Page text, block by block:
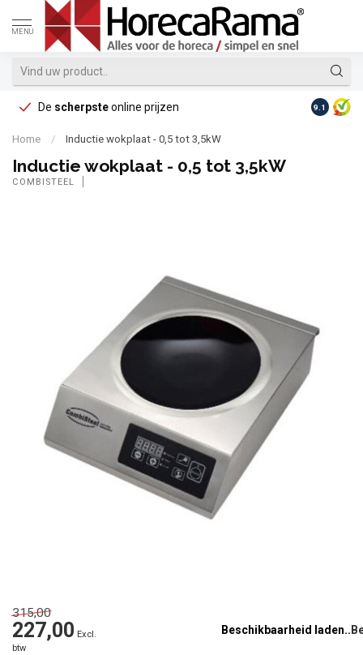
MENU
De scherpsteonline prijzen Op
9.1
Home / Inductie wokplaat - 0,5 tot 3,5kW
Inductie wokplaat - 0,5 tot 3,5kW
COMBISTEEL
315,00
227,00 Excl.
btw
Beschikbaarheid laden..